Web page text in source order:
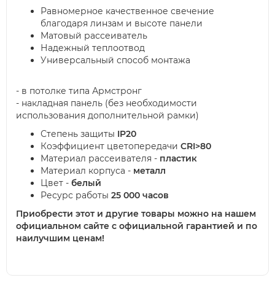
Равномерное качественное свечение
благодаря линзам и высоте панели
Матовый рассеиватель
Надежный теплоотвод
Универсальный способ монтажа
- в потолке типа Армстронг
- накладная панель (без необходимости
использования дополнительной рамки)
Степень защиты IP20
Коэффициент цветопередачи CRI>80
Материал рассеивателя - пластик
Материал корпуса - металл
Цвет - белый
Ресурс работы 25 000 часов
Приобрести этот и другие товары можно на нашем
официальном сайте с официальной гарантией и по
наилучшим ценам!